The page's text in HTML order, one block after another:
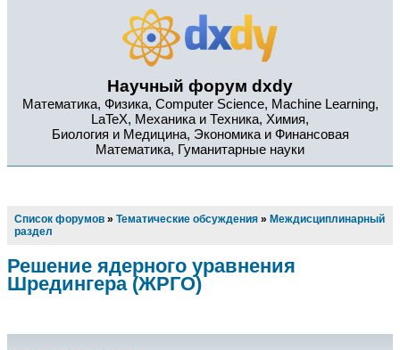
Научный форум dxdy
Математика, Физика, Computer Science, Machine Learning,
LaTeX, Механика и Техника, Химия,
Биология и Медицина, Экономика и Финансовая
Математика, Гуманитарные науки
Список форумов » Тематические обсуждения » Междисциплинарный
раздел
Решение ядерного уравнения
Шредингера (ЖРГО)